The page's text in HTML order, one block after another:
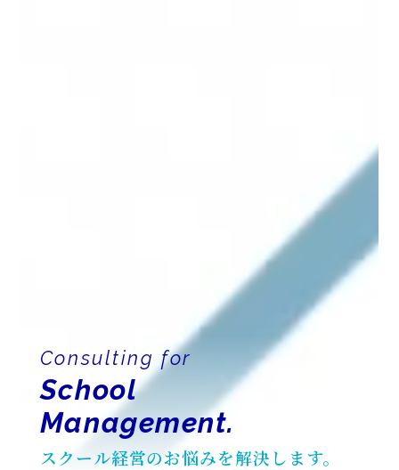
Consulting for
School
Management.
スクール経営のお悩みを解決します。